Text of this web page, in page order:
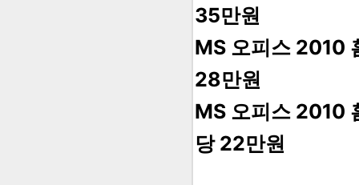
35만원
MS 오피스 2010
28만원
MS 오피스 2010
당 22만원